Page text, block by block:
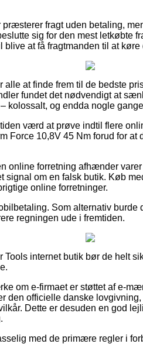
fragt uden betaling,
sig for den mest letkøbte
at få fragtmanden til at
alle at finde frem til de bedste
fundet det nødvendigt at
kolossalt, og endda nogle
værd at prøve indtil flere
Force 10,8V 45 Nm forud for at
online forretning afhænder
om en falsk butik. Køb
online forretninger.
Som alternativ burde
regningen ude i fremtiden.
Tools internet butik bør de helt
om e-firmaet er støttet af e-
den officielle danske
Dette er desuden en god
med de primære regler i